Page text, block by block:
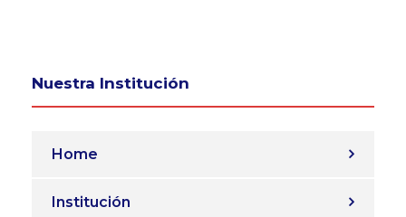
Nuestra Institución
Home
Institución